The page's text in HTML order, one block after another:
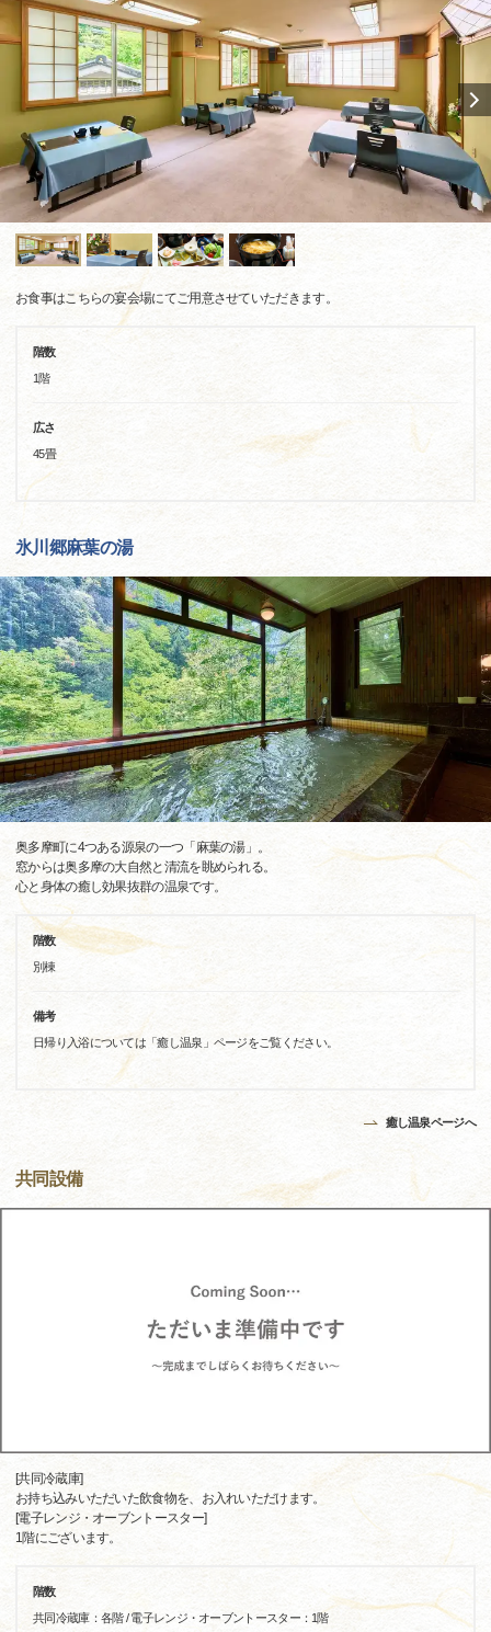
お食事はこちらの宴会場にてご用意させていただきます。
階数
1階
広さ
45畳
氷川郷麻葉の湯
奥多摩町に4つある源泉の一つ「麻葉の湯」。
窓からは奥多摩の大自然と清流を眺められる。
心と身体の癒し効果抜群の温泉です。
階数
別棟
備考
日帰り入浴については「癒し温泉」ページをご覧ください。
癒し温泉ページへ
共同設備
[共同冷蔵庫]
お持ち込みいただいた飲食物を、お入れいただけます。
[電子レンジ・オーブントースター]
1階にございます。
階数
共同冷蔵庫：各階 / 電子レンジ・オーブントースター：1階